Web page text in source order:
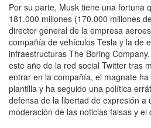
Por su parte, Musk tiene una fortuna
181.000 millones (170.000 millones
director general de la empresa
compañía de vehículos Tesla y la de
infraestructuras The Boring
este año de la red social Twitter tras
entrar en la compañía, el magnate
plantilla y ha seguido una política
defensa de la libertad de expresión a
moderación de las noticias falsas y el